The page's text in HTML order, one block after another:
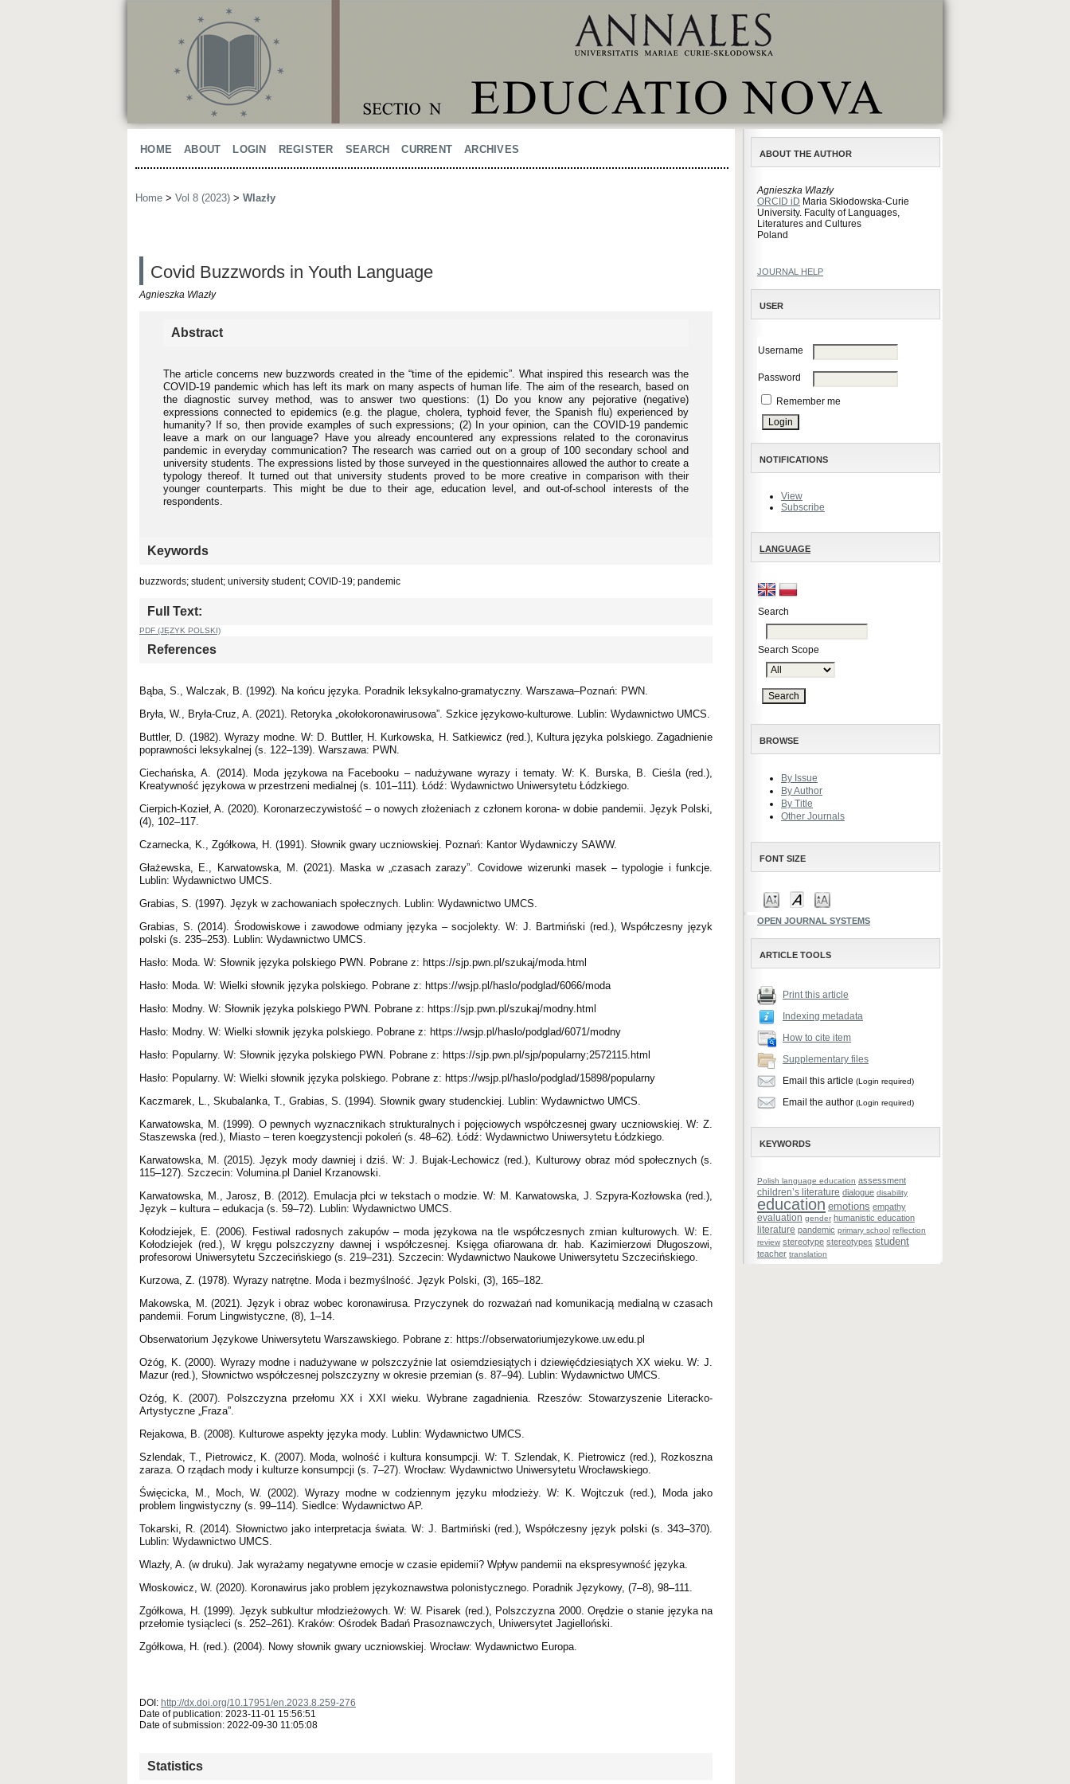
ABOUT THE AUTHOR
Agnieszka Wlazły
ORCID iD Maria Skłodowska-Curie
University. Faculty of Languages,
Literatures and Cultures
Poland
JOURNAL HELP
USER
Username
Password
Remember me
NOTIFICATIONS
View
Subscribe
LANGUAGE
Search
Search Scope
BROWSE
By Issue
By Author
By Title
Other Journals
FONT SIZE
OPEN JOURNAL SYSTEMS
ARTICLE TOOLS
Print this article
Indexing metadata
How to cite item
Supplementary files
Email this article (Login required)
Email the author (Login required)
KEYWORDS
Polish language education assessment
children’s literature dialogue disability
education emotions empathy
evaluation gender humanistic education
literature pandemic primary school reflection
review stereotype stereotypes student
teacher translation
HOME ABOUT LOGIN REGISTER SEARCH CURRENT ARCHIVES
Home > Vol 8 (2023) > Wlazły
Covid Buzzwords in Youth Language
Agnieszka Wlazły
Abstract
The article concerns new buzzwords created in the “time of the epidemic”. What inspired this research was the
COVID-19 pandemic which has left its mark on many aspects of human life. The aim of the research, based on
the diagnostic survey method, was to answer two questions: (1) Do you know any pejorative (negative)
expressions connected to epidemics (e.g. the plague, cholera, typhoid fever, the Spanish flu) experienced by
humanity? If so, then provide examples of such expressions; (2) In your opinion, can the COVID-19 pandemic
leave a mark on our language? Have you already encountered any expressions related to the coronavirus
pandemic in everyday communication? The research was carried out on a group of 100 secondary school and
university students. The expressions listed by those surveyed in the questionnaires allowed the author to create a
typology thereof. It turned out that university students proved to be more creative in comparison with their
younger counterparts. This might be due to their age, education level, and out-of-school interests of the
respondents.
Keywords
buzzwords; student; university student; COVID-19; pandemic
Full Text:
PDF (JĘZYK POLSKI)
References
Bąba, S., Walczak, B. (1992). Na końcu języka. Poradnik leksykalno-gramatyczny. Warszawa–Poznań: PWN.
Bryła, W., Bryła-Cruz, A. (2021). Retoryka „okołokoronawirusowa”. Szkice językowo-kulturowe. Lublin: Wydawnictwo UMCS.
Buttler, D. (1982). Wyrazy modne. W: D. Buttler, H. Kurkowska, H. Satkiewicz (red.), Kultura języka polskiego. Zagadnienie
poprawności leksykalnej (s. 122–139). Warszawa: PWN.
Ciechańska, A. (2014). Moda językowa na Facebooku – nadużywane wyrazy i tematy. W: K. Burska, B. Cieśla (red.),
Kreatywność językowa w przestrzeni medialnej (s. 101–111). Łódź: Wydawnictwo Uniwersytetu Łódzkiego.
Cierpich-Kozieł, A. (2020). Koronarzeczywistość – o nowych złożeniach z członem korona- w dobie pandemii. Język Polski,
(4), 102–117.
Czarnecka, K., Zgółkowa, H. (1991). Słownik gwary uczniowskiej. Poznań: Kantor Wydawniczy SAWW.
Głażewska, E., Karwatowska, M. (2021). Maska w „czasach zarazy”. Covidowe wizerunki masek – typologie i funkcje.
Lublin: Wydawnictwo UMCS.
Grabias, S. (1997). Język w zachowaniach społecznych. Lublin: Wydawnictwo UMCS.
Grabias, S. (2014). Środowiskowe i zawodowe odmiany języka – socjolekty. W: J. Bartmiński (red.), Współczesny język
polski (s. 235–253). Lublin: Wydawnictwo UMCS.
Hasło: Moda. W: Słownik języka polskiego PWN. Pobrane z: https://sjp.pwn.pl/szukaj/moda.html
Hasło: Moda. W: Wielki słownik języka polskiego. Pobrane z: https://wsjp.pl/haslo/podglad/6066/moda
Hasło: Modny. W: Słownik języka polskiego PWN. Pobrane z: https://sjp.pwn.pl/szukaj/modny.html
Hasło: Modny. W: Wielki słownik języka polskiego. Pobrane z: https://wsjp.pl/haslo/podglad/6071/modny
Hasło: Popularny. W: Słownik języka polskiego PWN. Pobrane z: https://sjp.pwn.pl/sjp/popularny;2572115.html
Hasło: Popularny. W: Wielki słownik języka polskiego. Pobrane z: https://wsjp.pl/haslo/podglad/15898/popularny
Kaczmarek, L., Skubalanka, T., Grabias, S. (1994). Słownik gwary studenckiej. Lublin: Wydawnictwo UMCS.
Karwatowska, M. (1999). O pewnych wyznacznikach strukturalnych i pojęciowych współczesnej gwary uczniowskiej. W: Z.
Staszewska (red.), Miasto – teren koegzystencji pokoleń (s. 48–62). Łódź: Wydawnictwo Uniwersytetu Łódzkiego.
Karwatowska, M. (2015). Język mody dawniej i dziś. W: J. Bujak-Lechowicz (red.), Kulturowy obraz mód społecznych (s.
115–127). Szczecin: Volumina.pl Daniel Krzanowski.
Karwatowska, M., Jarosz, B. (2012). Emulacja płci w tekstach o modzie. W: M. Karwatowska, J. Szpyra-Kozłowska (red.),
Język – kultura – edukacja (s. 59–72). Lublin: Wydawnictwo UMCS.
Kołodziejek, E. (2006). Festiwal radosnych zakupów – moda językowa na tle współczesnych zmian kulturowych. W: E.
Kołodziejek (red.), W kręgu polszczyzny dawnej i współczesnej. Księga ofiarowana dr. hab. Kazimierzowi Długoszowi,
profesorowi Uniwersytetu Szczecińskiego (s. 219–231). Szczecin: Wydawnictwo Naukowe Uniwersytetu Szczecińskiego.
Kurzowa, Z. (1978). Wyrazy natrętne. Moda i bezmyślność. Język Polski, (3), 165–182.
Makowska, M. (2021). Język i obraz wobec koronawirusa. Przyczynek do rozważań nad komunikacją medialną w czasach
pandemii. Forum Lingwistyczne, (8), 1–14.
Obserwatorium Językowe Uniwersytetu Warszawskiego. Pobrane z: https://obserwatoriumjezykowe.uw.edu.pl
Ożóg, K. (2000). Wyrazy modne i nadużywane w polszczyźnie lat osiemdziesiątych i dziewięćdziesiątych XX wieku. W: J.
Mazur (red.), Słownictwo współczesnej polszczyzny w okresie przemian (s. 87–94). Lublin: Wydawnictwo UMCS.
Ożóg, K. (2007). Polszczyzna przełomu XX i XXI wieku. Wybrane zagadnienia. Rzeszów: Stowarzyszenie Literacko-
Artystyczne „Fraza”.
Rejakowa, B. (2008). Kulturowe aspekty języka mody. Lublin: Wydawnictwo UMCS.
Szlendak, T., Pietrowicz, K. (2007). Moda, wolność i kultura konsumpcji. W: T. Szlendak, K. Pietrowicz (red.), Rozkoszna
zaraza. O rządach mody i kulturze konsumpcji (s. 7–27). Wrocław: Wydawnictwo Uniwersytetu Wrocławskiego.
Święcicka, M., Moch, W. (2002). Wyrazy modne w codziennym języku młodzieży. W: K. Wojtczuk (red.), Moda jako
problem lingwistyczny (s. 99–114). Siedlce: Wydawnictwo AP.
Tokarski, R. (2014). Słownictwo jako interpretacja świata. W: J. Bartmiński (red.), Współczesny język polski (s. 343–370).
Lublin: Wydawnictwo UMCS.
Wlazły, A. (w druku). Jak wyrażamy negatywne emocje w czasie epidemii? Wpływ pandemii na ekspresywność języka.
Włoskowicz, W. (2020). Koronawirus jako problem językoznawstwa polonistycznego. Poradnik Językowy, (7–8), 98–111.
Zgółkowa, H. (1999). Język subkultur młodzieżowych. W: W. Pisarek (red.), Polszczyzna 2000. Orędzie o stanie języka na
przełomie tysiącleci (s. 252–261). Kraków: Ośrodek Badań Prasoznawczych, Uniwersytet Jagielloński.
Zgółkowa, H. (red.). (2004). Nowy słownik gwary uczniowskiej. Wrocław: Wydawnictwo Europa.
DOI: http://dx.doi.org/10.17951/en.2023.8.259-276
Date of publication: 2023-11-01 15:56:51
Date of submission: 2022-09-30 11:05:08
Statistics